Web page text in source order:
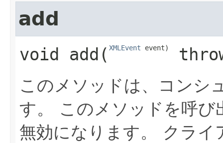
add
void add ​( XMLEvent event)
このメソッドは、コンシ
す。
このメソッドを呼
無効になります。
クライ